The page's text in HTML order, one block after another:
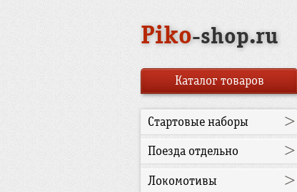
Piko-shop.ru
Каталог товаров
Стартовые наборы >
Поезда отдельно >
Локомотивы >